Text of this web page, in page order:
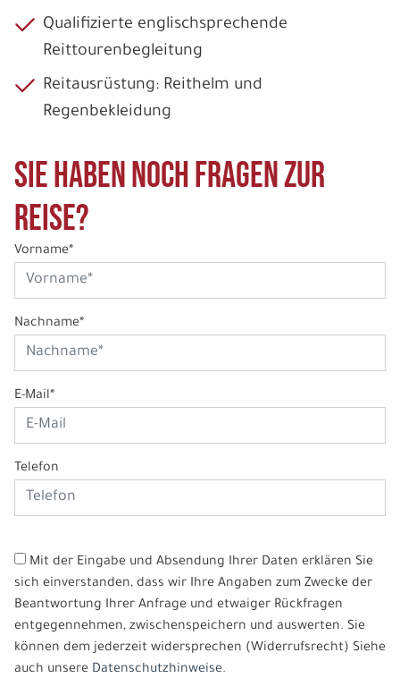
Qualifizierte englischsprechende
Reittourenbegleitung
Reitausrüstung: Reithelm und
Regenbekleidung
Sie haben noch Fragen zur
Reise?
Vorname*
Nachname*
E-Mail*
Telefon
Mit der Eingabe und Absendung Ihrer Daten erklären Sie
sich einverstanden, dass wir Ihre Angaben zum Zwecke der
Beantwortung Ihrer Anfrage und etwaiger Rückfragen
entgegennehmen, zwischenspeichern und auswerten. Sie
können dem jederzeit widersprechen (Widerrufsrecht) Siehe
auch unsere Datenschutzhinweise.